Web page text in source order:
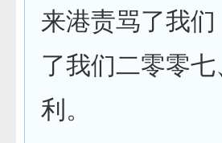
来港责骂了我
了我们二零零
利。